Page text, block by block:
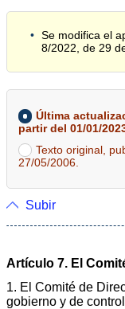
Se modifica el
8/2022, de 29
Última
partir del 01/01/
Texto original,
27/05/2006.
Subir
Artículo 7. El
1. El Comité de
gobierno y de